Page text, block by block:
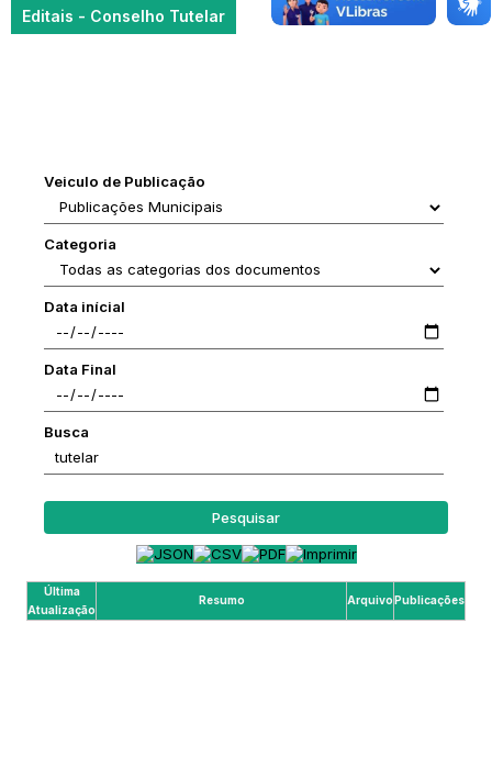
Editais - Conselho Tutelar
Veiculo de Publicação
Categoria
Data inícial
Data Final
Busca
Pesquisar
Última
Atualização
Resumo ArquivoPublicações